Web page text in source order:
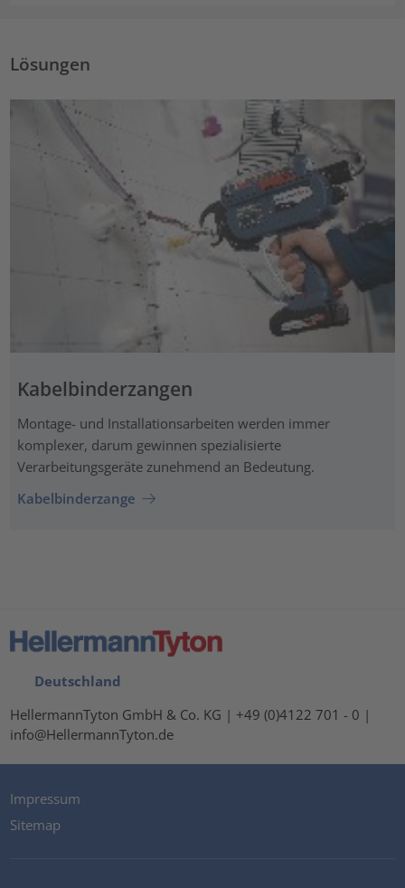
Lösungen
Kabelbinderzangen
Montage- und Installationsarbeiten werden immer
komplexer, darum gewinnen spezialisierte
Verarbeitungsgeräte zunehmend an Bedeutung.
Kabelbinderzange
Deutschland
HellermannTyton GmbH & Co. KG | +49 (0)4122 701 - 0 |
info@HellermannTyton.de
Impressum
Sitemap